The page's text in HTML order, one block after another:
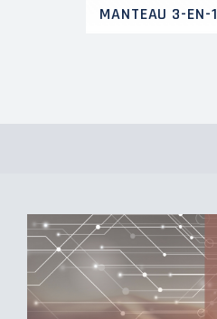
MANTEAU 3-EN-1